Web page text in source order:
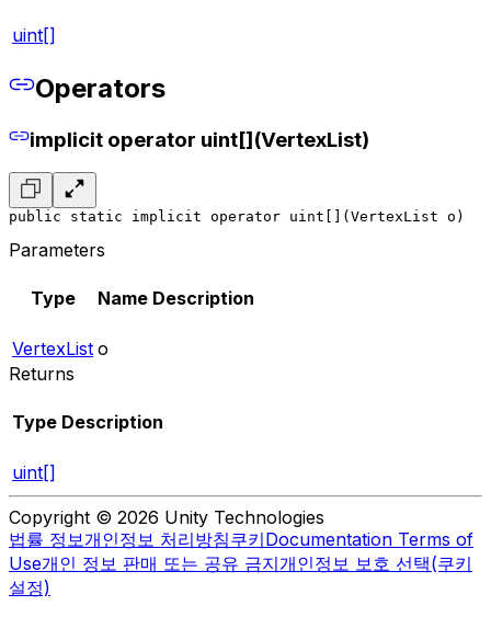
uint[]
Operators
implicit operator uint[](VertexList)
public static implicit operator uint[](VertexList o)
Parameters
Type Name Description
VertexList o
Returns
Type Description
uint[]
Copyright © 2026 Unity Technologies
법률 정보개인정보 처리방침쿠키Documentation Terms of
Use개인 정보 판매 또는 공유 금지개인정보 보호 선택(쿠키
설정)